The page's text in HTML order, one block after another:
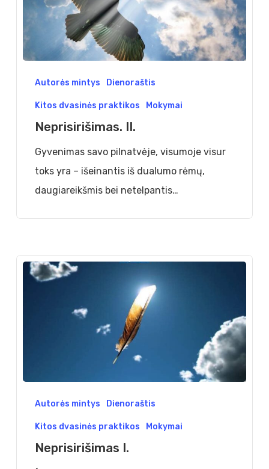
Autorės mintys Dienoraštis
Kitos dvasinės praktikos Mokymai
Neprisirišimas. II.
Gyvenimas savo pilnatvėje, visumoje visur
toks yra – išeinantis iš dualumo rėmų,
daugiareikšmis bei netelpantis…
Autorės mintys Dienoraštis
Kitos dvasinės praktikos Mokymai
Neprisirišimas I.